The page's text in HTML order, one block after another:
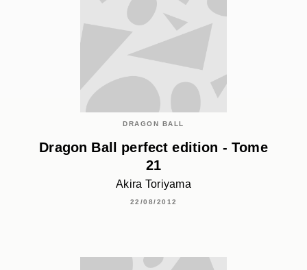
DRAGON BALL
Dragon Ball perfect edition - Tome
21
Akira Toriyama
22/08/2012